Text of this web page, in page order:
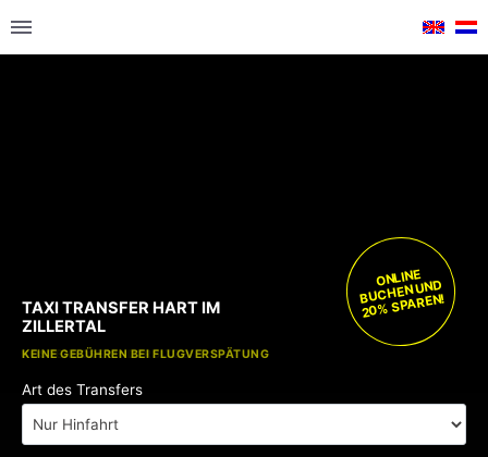
KOSTENLOSE KINDERSITZE
KEINE GEBÜHREN BEI FLUGVERSPÄTUNG
TAXI TRANSFER HART IM
ZILLERTAL
ONLINE
BUCHEN UND
20% SPAREN!
Art des Transfers